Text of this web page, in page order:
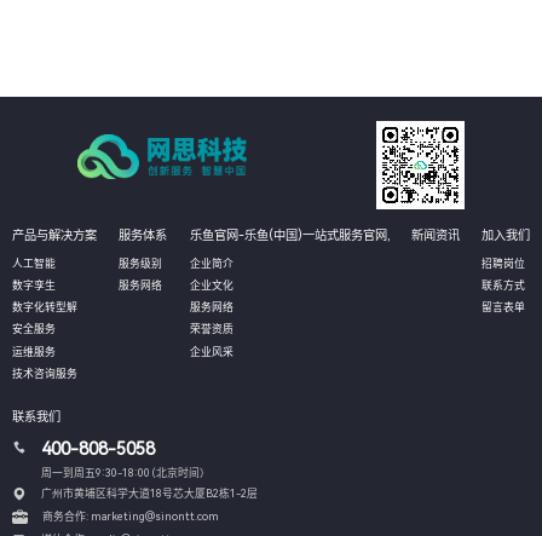
产品与解决方案
人工智能
数字孪生
数字化转型解
安全服务
运维服务
技术咨询服务
服务体系
服务级别
服务网络
乐鱼官网-乐鱼(中国)一站式服务官网,
企业简介
企业文化
服务网络
荣誉资质
企业风采
新闻资讯 加入我们
招聘岗位
联系方式
留言表单
联系我们
400-808-5058
周一到周五9:30-18:00 (北京时间）
广州市黄埔区科学大道18号芯大厦B2栋1-2层
商务合作: marketing@sinontt.com